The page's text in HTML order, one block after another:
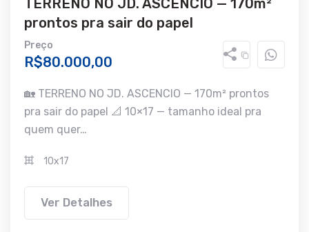
prontos pra sair do papel
Preço
R$80.000,00
🏡 TERRENO NO JD. ASCENCIO — 170m² prontos
pra sair do papel 📐 10×17 — tamanho ideal pra
quem quer…
10x17
Ver Detalhes